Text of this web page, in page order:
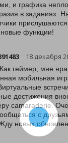
и графика
в заданиях.
новые функции!
18 декабря
геймер, мне
мобильная
достижения
camaraderie.
с
новых